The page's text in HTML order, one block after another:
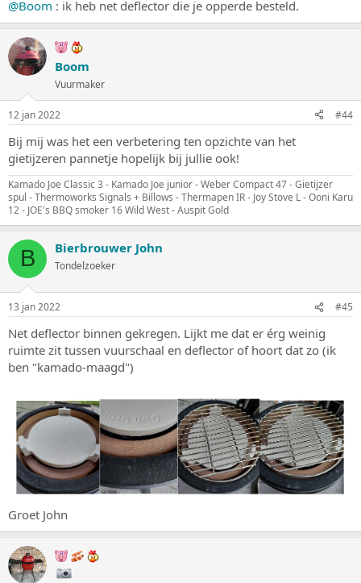
@Boom : ik heb net deflector die je opperde besteld.
Boom
Vuurmaker
12 jan 2022 #44
Bij mij was het een verbetering ten opzichte van het
gietijzeren pannetje hopelijk bij jullie ook!
Kamado Joe Classic 3 - Kamado Joe junior - Weber Compact 47 - Gietijzer
spul - Thermoworks Signals + Billows - Thermapen IR - Joy Stove L - Ooni Karu
12 - JOE's BBQ smoker 16 Wild West - Auspit Gold
B Bierbrouwer John
Tondelzoeker
13 jan 2022 #45
Net deflector binnen gekregen. Lijkt me dat er érg weinig
ruimte zit tussen vuurschaal en deflector of hoort dat zo (ik
ben "kamado-maagd")
Groet John